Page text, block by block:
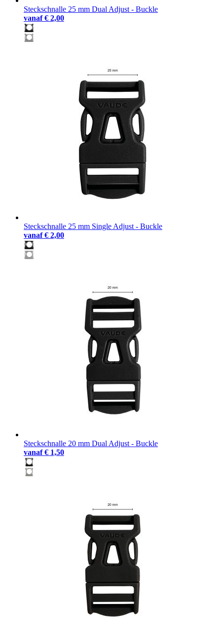
Steckschnalle 25 mm Dual Adjust - Buckle
vanaf € 2,00
Steckschnalle 25 mm Single Adjust - Buckle
vanaf € 2,00
Steckschnalle 20 mm Dual Adjust - Buckle
vanaf € 1,50